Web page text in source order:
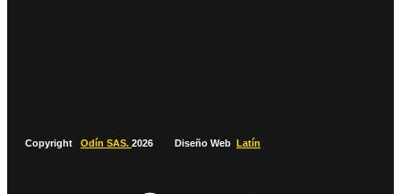
Copyright Odín SAS. 2026 Diseño Web Latín